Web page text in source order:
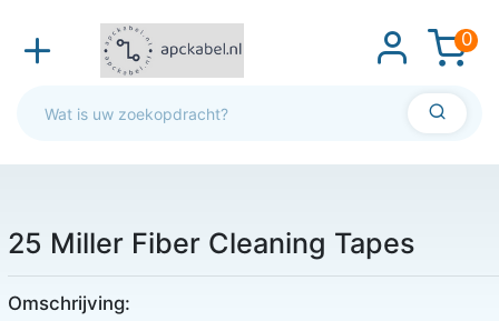
0
25 Miller Fiber Cleaning Tapes
Omschrijving: